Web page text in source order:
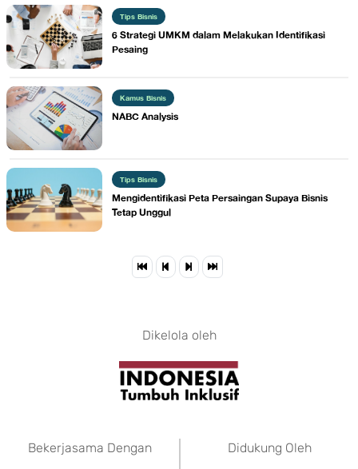
Tips Bisnis
6 Strategi UMKM dalam Melakukan Identifikasi
Pesaing
Kamus Bisnis
​NABC Analysis
Tips Bisnis
Mengidentifikasi Peta Persaingan Supaya Bisnis
Tetap Unggul
Dikelola oleh
Bekerjasama Dengan Didukung Oleh